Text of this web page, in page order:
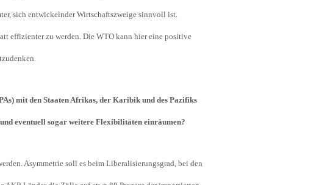
sich entwickelnder Wirtschaftszweige sinnvoll ist.
effizienter zu werden. Die WTO kann hier eine positive
mit den Staaten Afrikas, der Karibik und des Pazifiks
eventuell sogar weitere Flexibilitäten einräumen?
Asymmetrie soll es beim Liberalisierungsgrad, bei den